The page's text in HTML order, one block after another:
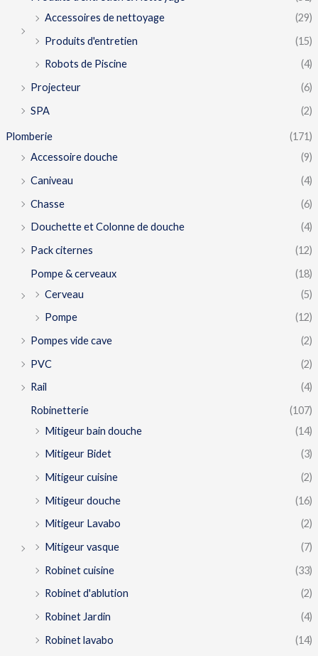
Accessoires de nettoyage
(29)
Produits d'entretien
(15)
Robots de Piscine
(4)
Projecteur
(6)
SPA
(2)
Plomberie
(171)
Accessoire douche
(9)
Caniveau
(4)
Chasse
(6)
Douchette et Colonne de douche
(4)
Pack citernes
(12)
Pompe & cerveaux
(18)
Cerveau
(5)
Pompe
(12)
Pompes vide cave
(2)
PVC
(2)
Rail
(4)
Robinetterie
(107)
Mitigeur bain douche
(14)
Mitigeur Bidet
(3)
Mitigeur cuisine
(2)
Mitigeur douche
(16)
Mitigeur Lavabo
(2)
Mitigeur vasque
(7)
Robinet cuisine
(33)
Robinet d'ablution
(2)
Robinet Jardin
(4)
Robinet lavabo
(14)